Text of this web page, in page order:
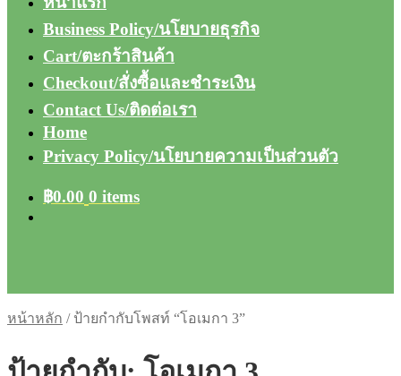
Business Policy/นโยบายธุรกิจ
Cart/ตะกร้าสินค้า
Checkout/สั่งซื้อและชำระเงิน
Contact Us/ติดต่อเรา
Home
Privacy Policy/นโยบายความเป็นส่วนตัว
฿0.00 0 items
หน้าหลัก / ป้ายกำกับโพสท์ “โอเมกา 3”